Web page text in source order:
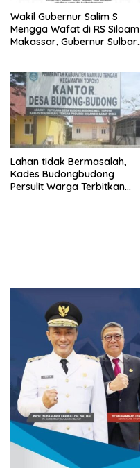
Wakil Gubernur Salim S
Mengga Wafat di RS Siloam
Makassar, Gubernur Sulbar
Lahan tidak Bermasalah,
Kades Budongbudong
Persulit Warga Terbitkan